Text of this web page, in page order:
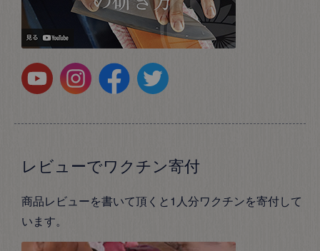
レビューでワクチン寄付
商品レビューを書いて頂くと1人分ワクチンを寄付して
います。